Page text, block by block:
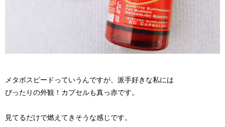
メタボスピードっていうんですが、派手好きな私には
ぴったりの外観！カプセルも真っ赤です。
見てるだけで燃えてきそうな感じです。